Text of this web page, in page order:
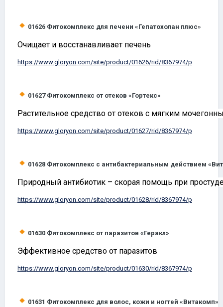
01626 Фитокомплекс для печени «Гепатохолан плюс»
Очищает и восстанавливает печень
https://www.gloryon .com/site/product/01626/rid/8367974/p
01627 Фитокомплекс от отеков «Гортекс»
Растительное средство от отеков с мягким
https://www.gloryon .com/site/product/01627/rid/8367974/p
01628 Фитокомплекс с антибактериальным действием
Природный антибиотик – скорая помощь при
https://www.gloryon .com/site/product/01628/rid/8367974/p
01630 Фитокомплекс от паразитов «Геракл»
Эффективное средство от паразитов
https://www.gloryon .com/site/product/01630/rid/8367974/p
01631 Фитокомплекс для волос, кожи и ногтей «Витакомп»